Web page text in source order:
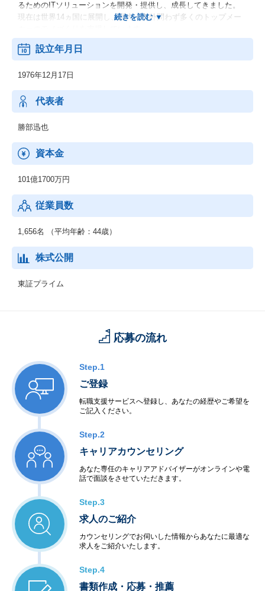
るためのITソリューションを開発・提供し、成長してきました。
現在は世界14ヵ国に展開し、国内・海外問わず多くのトップメー
身近にある電子機器から医療機器、工作機械、半導体製造装置な
どの産業機器から、自動車、航空機、人工衛星などの宇宙分野に
ノづくりプロセスのDX（デジタルトランスフォーメーション）に
貢献しています。
【事業詳細】
◆電子部品・電子システム、電装制御設計自動化等のソフトウェ
世界のエレクトロニスク産業に設計・製造プロセスの高効率化を
推進するソリューションを提供。
【主な事業】
・エレクトロニクス設計ソリューション
・電気制御・ケーブル設計ソリューション
・エンジニアリングデータマネジメントソリューション
・自動車電装・ワイヤーハーネス設計ソリューション
設立年月日
1976年12月17日
代表者
勝部迅也
資本金
101億1700万円
従業員数
1,656名 （平均年齢：44歳）
株式公開
東証プライム
応募の流れ
Step.1
ご登録
転職支援サービスへ登録し、あなたの経歴やご希望を
ご記入ください。
Step.2
キャリアカウンセリング
あなた専任のキャリアアドバイザーがオンラインや電
話で面談をさせていただきます。
Step.3
求人のご紹介
カウンセリングでお伺いした情報からあなたに最適な
求人をご紹介いたします。
Step.4
書類作成・応募・推薦